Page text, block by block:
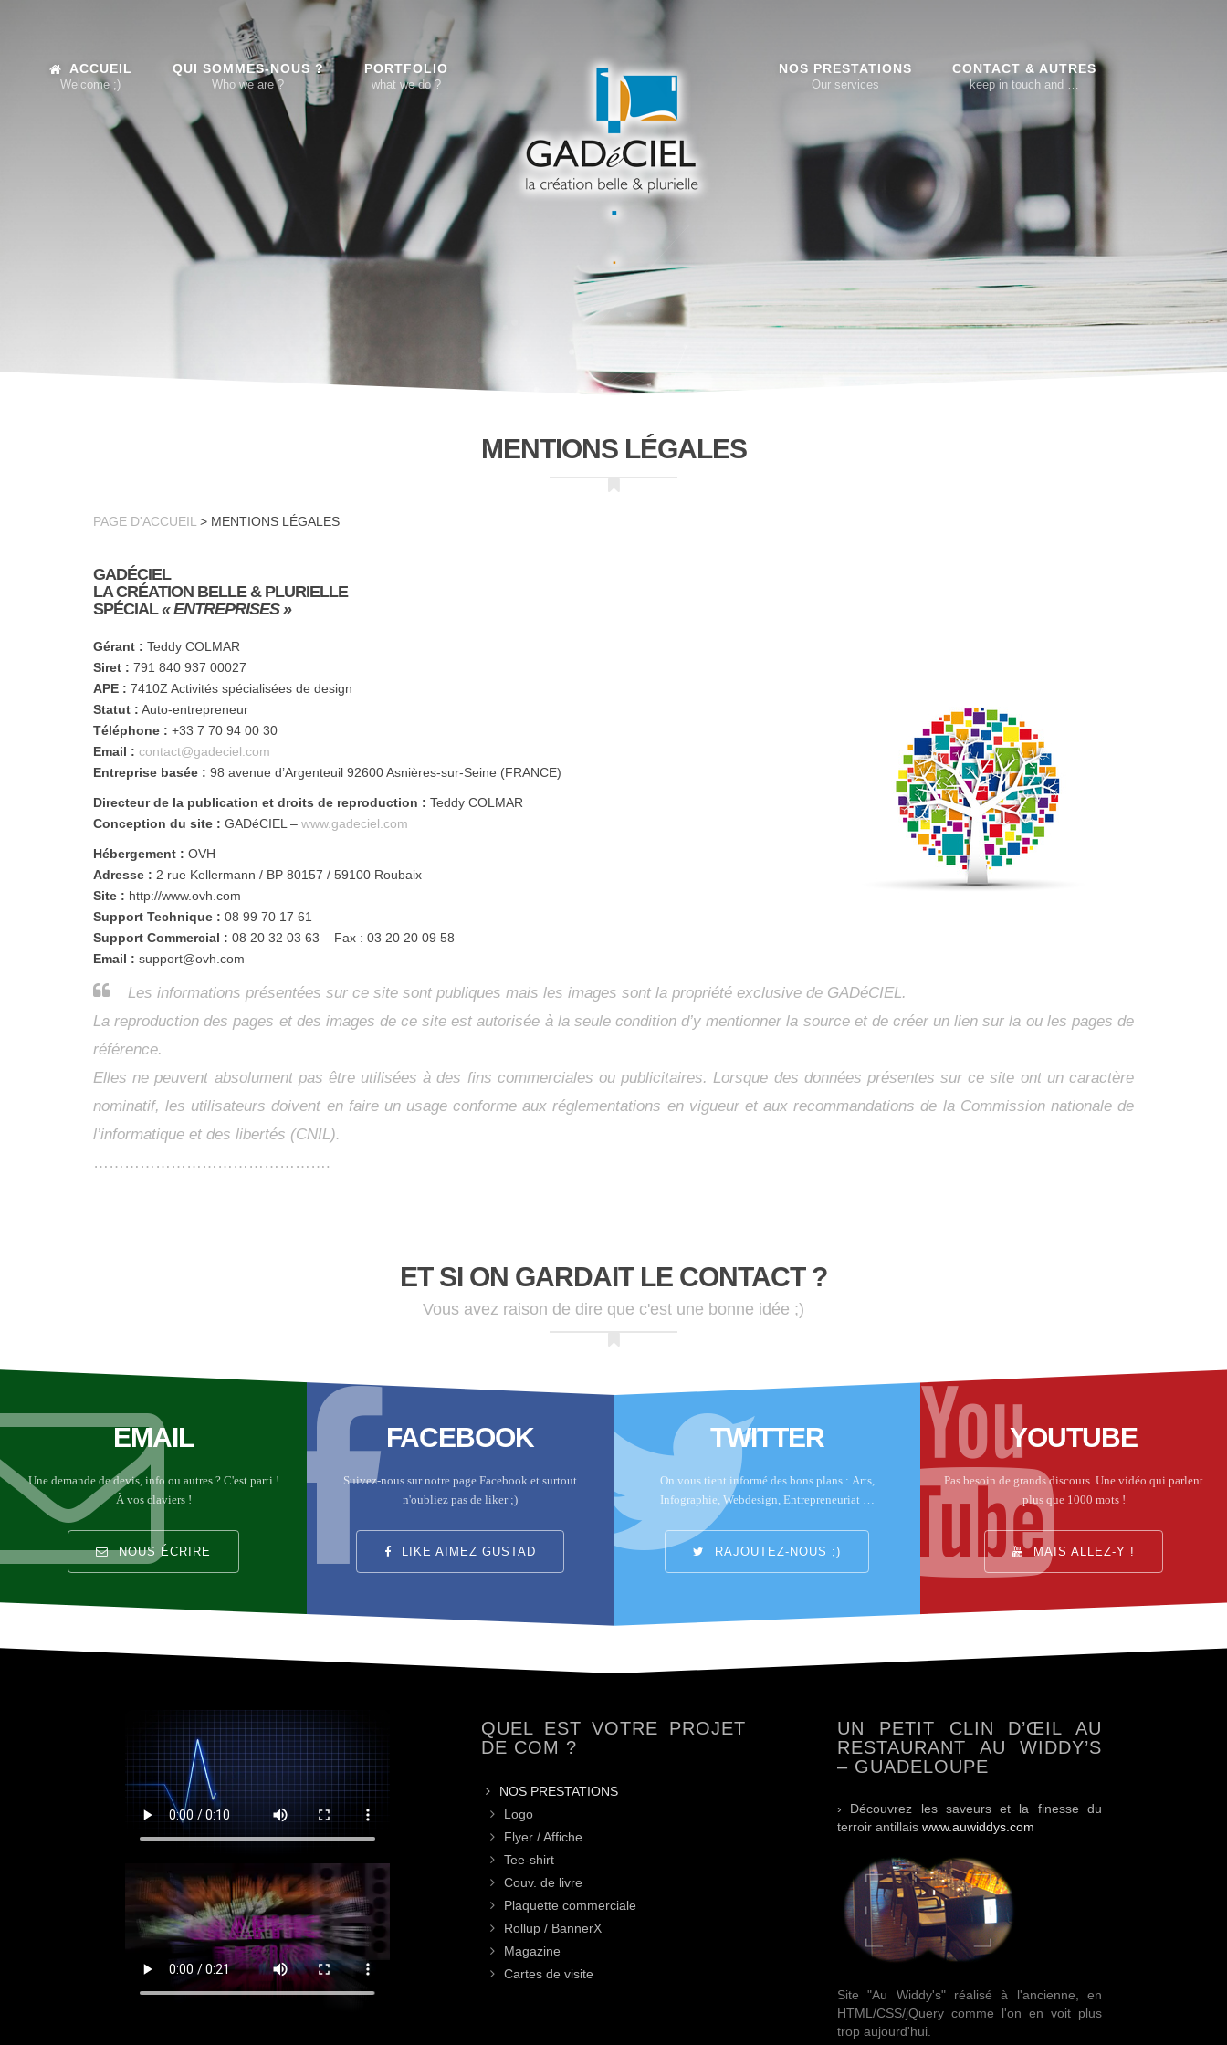
ACCUEIL QUI SOMMES-NOUS ? PORTFOLIO NOS PRESTATIONS CONTACT & AUTRES
MENTIONS LÉGALES
PAGE D'ACCUEIL > MENTIONS LÉGALES
GADÉCIEL
LA CRÉATION BELLE & PLURIELLE
SPÉCIAL« ENTREPRISES »
Gérant : Teddy COLMAR
Siret : 791 840 937 00027
APE : 7410Z Activités spécialisées de design
Statut : Auto-entrepreneur
Téléphone : +33 7 70 94 00 30
Email : contact@gadeciel.com
Entreprise basée : 98 avenue d’Argenteuil 92600 Asnières-sur-Seine (FRANCE)
Directeur de la publication et droits de reproduction : Teddy COLMAR
Conception du site : GADéCIEL – www.gadeciel.com
Hébergement : OVH
Adresse : 2 rue Kellermann / BP 80157 / 59100 Roubaix
Site : http://www.ovh.com
Support Technique : 08 99 70 17 61
Support Commercial : 08 20 32 03 63 – Fax : 03 20 20 09 58
Email : support@ovh.com
Les informations présentées sur ce site sont publiques mais les images sont la propriété exclusive de GADéCIEL.
La reproduction des pages et des images de ce site est autorisée à la seule condition d’y mentionner la source et de créer un lien sur la ou les pages de
référence.
Elles ne peuvent absolument pas être utilisées à des fins commerciales ou publicitaires. Lorsque des données présentes sur ce site ont un caractère
nominatif, les utilisateurs doivent en faire un usage conforme aux réglementations en vigueur et aux recommandations de la Commission nationale de
l’informatique et des libertés (CNIL).
……………………………………….
ET SI ON GARDAIT LE CONTACT ?
Vous avez raison de dire que c'est une bonne idée ;)
EMAIL
Une demande de devis, info ou autres ? C'est parti !
À vos claviers !
NOUS ÉCRIRE
FACEBOOK
Suivez-nous sur notre page Facebook et surtout
n'oubliez pas de liker ;)
LIKE AIMEZ GUSTAD
TWITTER
On vous tient informé des bons plans : Arts,
Infographie, Webdesign, Entrepreneuriat …
RAJOUTEZ-NOUS ;)
YOUTUBE
Pas besoin de grands discours. Une vidéo qui parlent
plus que 1000 mots !
MAIS ALLEZ-Y !
QUEL EST VOTRE PROJET
DE COM ?
NOS PRESTATIONS
Logo
Flyer / Affiche
Tee-shirt
Couv. de livre
Plaquette commerciale
Rollup / BannerX
Magazine
Cartes de visite
UN PETIT CLIN D’ŒIL AU
RESTAURANT AU WIDDY’S
– GUADELOUPE
› Découvrez les saveurs et la finesse du
terroir antillais www.auwiddys.com
Site "Au Widdy's" réalisé à l'ancienne, en
HTML/CSS/jQuery comme l'on en voit plus
trop aujourd'hui.